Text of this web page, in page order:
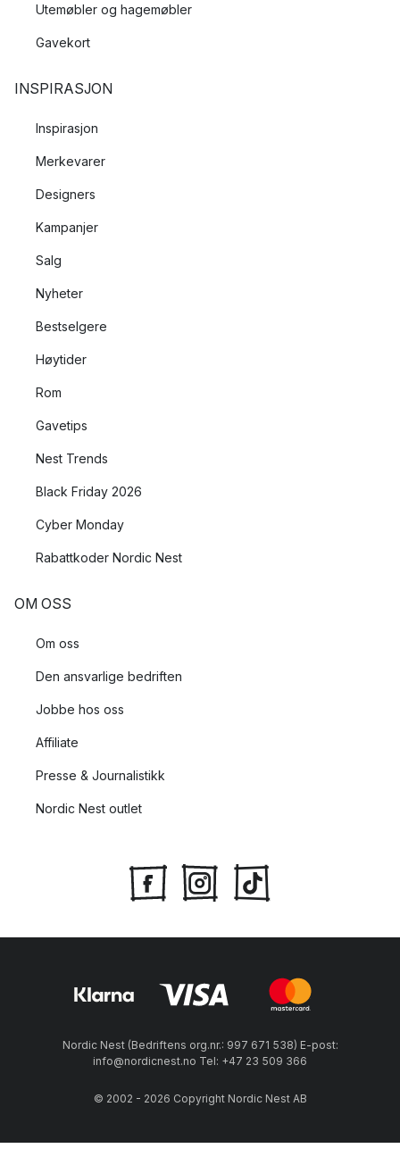
Utemøbler og hagemøbler
Gavekort
INSPIRASJON
Inspirasjon
Merkevarer
Designers
Kampanjer
Salg
Nyheter
Bestselgere
Høytider
Rom
Gavetips
Nest Trends
Black Friday 2026
Cyber Monday
Rabattkoder Nordic Nest
OM OSS
Om oss
Den ansvarlige bedriften
Jobbe hos oss
Affiliate
Presse & Journalistikk
Nordic Nest outlet
Nordic Nest (Bedriftens org.nr.: 997 671 538) E-post:
info@nordicnest.no Tel: +47 23 509 366
© 2002 - 2026 Copyright Nordic Nest AB